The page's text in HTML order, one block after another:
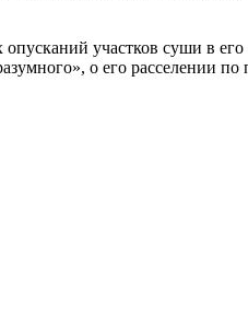
участков суши в его
о его расселении по